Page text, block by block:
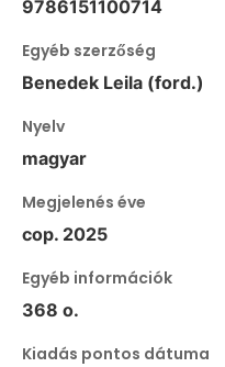
9786151100714
Egyéb szerzőség
Benedek Leila (ford.)
Nyelv
magyar
Megjelenés éve
cop. 2025
Egyéb információk
368 o.
Kiadás pontos dátuma